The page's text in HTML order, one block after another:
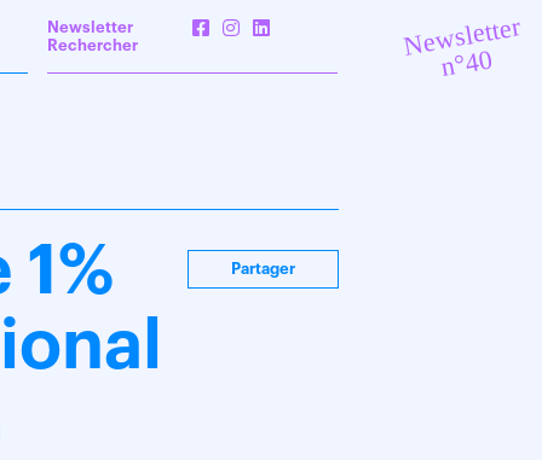
Newsletter
n°40
Newsletter
Rechercher
Partager